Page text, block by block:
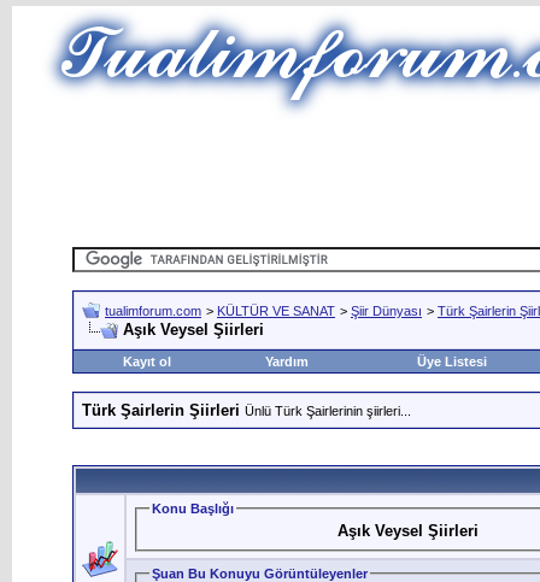
tualimforum.com > KÜLTÜR VE SANAT > Şiir Dünyası > Türk Şairlerin
Aşık Veysel Şiirleri
Kayıt ol Yardım Üye Listesi
Türk Şairlerin Şiirleri Ünlü Türk Şairlerinin şiirleri...
Konu Başlığı
Aşık Veysel Şiirleri
Şuan Bu Konuyu Görüntüleyenler